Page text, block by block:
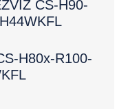
CS-H90-
H80x-R100-